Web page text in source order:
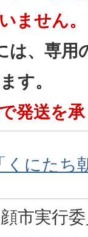
ません。
は、専用
す。
発送を
くにたち
市実行